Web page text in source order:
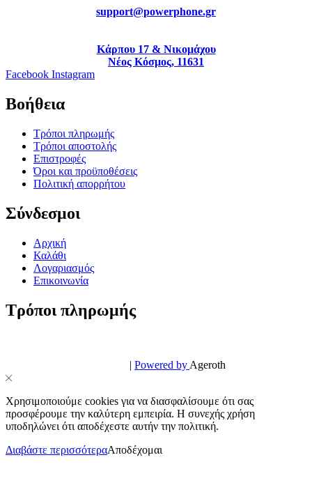
support@powerphone.gr
Κάρπου 17 & Νικομάχου
Νέος Κόσμος, 11631
Facebook Instagram
Βοήθεια
Τρόποι πληρωμής
Τρόποι αποστολής
Επιστροφές
Όροι και προϋποθέσεις
Πολιτική απορρήτου
Σύνδεσμοι
Αρχική
Καλάθι
Λογαριασμός
Επικοινωνία
Τρόποι πληρωμής
| Powered by Ageroth
Χρησιμοποιούμε cookies για να διασφαλίσουμε ότι σας
προσφέρουμε την καλύτερη εμπειρία. Η συνεχής χρήση
υποδηλώνει ότι αποδέχεστε αυτήν την πολιτική.
Διαβάστε περισσότεραΑποδέχομαι